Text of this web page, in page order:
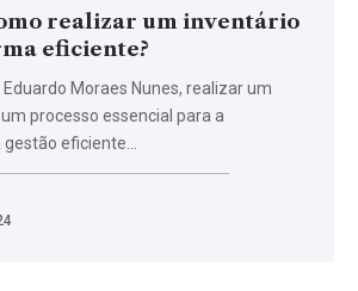
realizar um inventário
eficiente?
Moraes Nunes, realizar um
processo essencial para a
eficiente…